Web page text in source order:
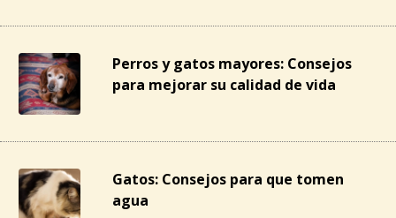
Perros y gatos mayores: Consejos
para mejorar su calidad de vida
Gatos: Consejos para que tomen
agua